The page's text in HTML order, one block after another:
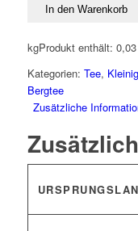
In den Warenkorb
Produkt enthält: 0,03
kg
Kategorien: Tee,
Bergtee
Zusätzliche